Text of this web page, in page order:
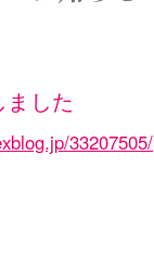
した
33207505/